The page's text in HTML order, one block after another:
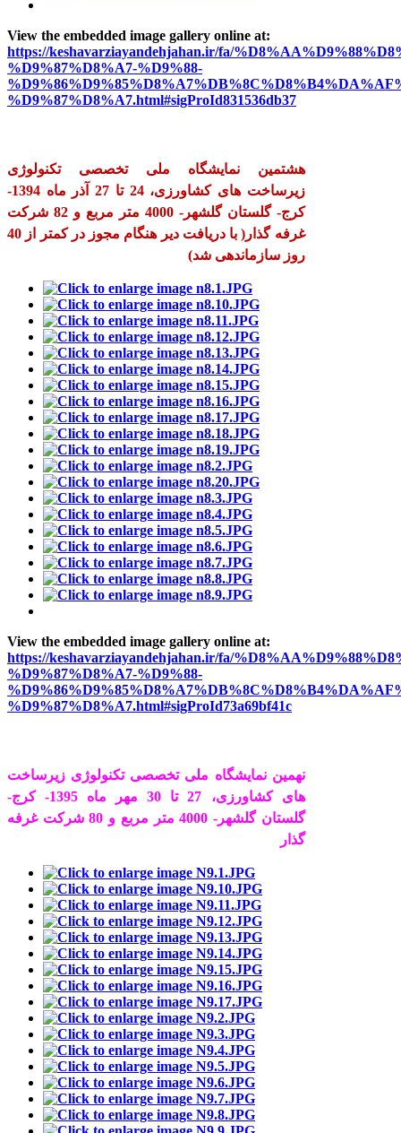
View the embedded image gallery online at:
https://keshavarziayandehjahan.ir/fa/
%D9%87%D8%A7-%D9%88-
%D9%87%D8%A7.html#sigProId831536db37
هشتمین نمایشگاه ملی تخصصی تکنولوژی
زیرساخت های کشاورزی، 24 تا 27 آذر ماه 1394-
کرج- گلستان گلشهر- 4000 متر مربع و 82 شرکت
غرفه گذار( با دریافت دیر هنگام مجوز در کمتر از 40
روز سازماندهی شد)
View the embedded image gallery online at:
https://keshavarziayandehjahan.ir/fa/
%D9%87%D8%A7-%D9%88-
%D9%87%D8%A7.html#sigProId73a69bf41c
نهمین نمایشگاه ملی تخصصی تکنولوژی زیرساخت
های کشاورزی، 27 تا 30 مهر ماه 1395- کرج-
گلستان گلشهر- 4000 متر مربع و 80 شرکت غرفه
گذار